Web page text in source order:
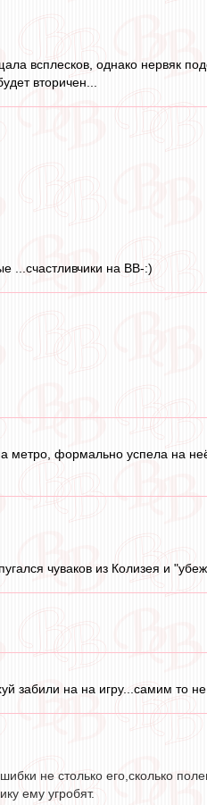
всплесков, однако нервяк
вторичен...
...счастливчики на ВВ-:)
метро, формально успела на
чуваков из Колизея и
забили на на игру...самим то
не столько его,сколько
ему угробят.